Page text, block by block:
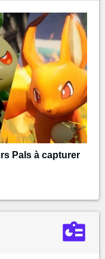
Pals à capturer